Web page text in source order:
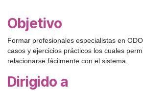
Objetivo
Formar profesionales especialistas en
casos y ejercicios prácticos los cuales
relacionarse fácilmente con el sistema.
Dirigido a